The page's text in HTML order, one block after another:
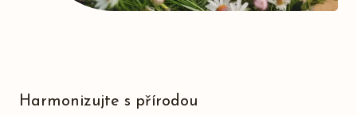
Harmonizujte s přírodou